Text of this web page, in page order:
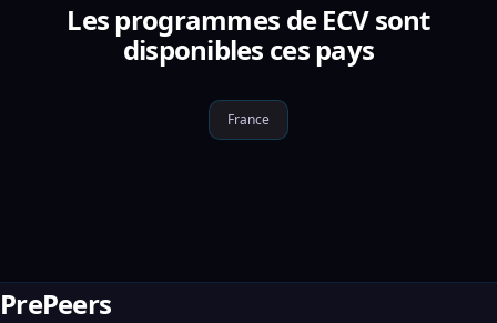
Les programmes de ECV sont
disponibles ces pays
France
PrePeers